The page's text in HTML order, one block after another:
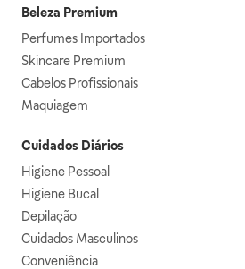
Beleza Premium
Perfumes Importados
Skincare Premium
Cabelos Profissionais
Maquiagem
Cuidados Diários
Higiene Pessoal
Higiene Bucal
Depilação
Cuidados Masculinos
Conveniência